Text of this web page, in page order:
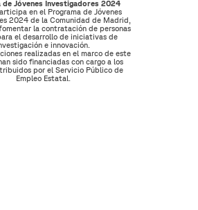
de Jóvenes Investigadores 2024
en el Programa de Jóvenes
2024 de la Comunidad de Madrid,
la contratación de personas
el desarrollo de iniciativas de
e innovación.
realizadas en el marco de este
sido financiadas con cargo a los
por el Servicio Público de
Empleo Estatal.